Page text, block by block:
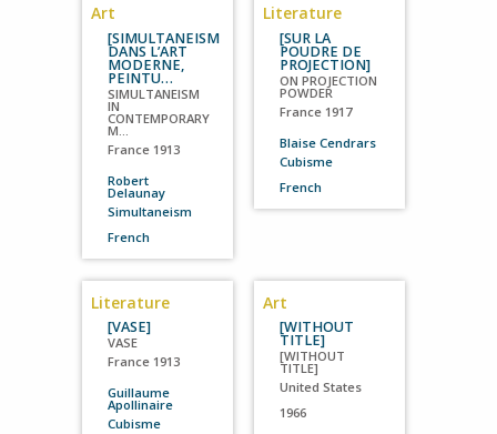
Art
[SIMULTANEISM
DANS L’ART
MODERNE,
PEINTU…
SIMULTANEISM
IN
CONTEMPORARY
M…
France1913
Robert
Delaunay
Simultaneism
French
Literature
[SUR LA
POUDRE DE
PROJECTION]
ON PROJECTION
POWDER
France 1917
Blaise Cendrars
Cubisme
French
Literature
[VASE]
VASE
France1913
Guillaume
Apollinaire
Cubisme
Art
[WITHOUT
TITLE]
[WITHOUT
TITLE]
United States
1966